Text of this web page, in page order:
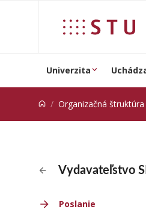
Univerzita
Organizačná štruktúra
Vydavateľstvo
Poslanie